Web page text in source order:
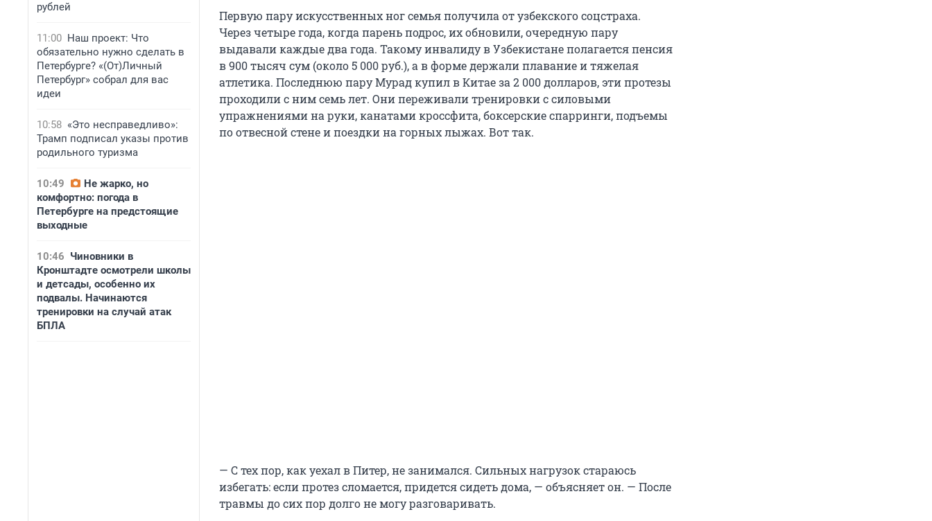
рублей
11:00 Наш проект: Что
обязательно нужно сделать в
Петербурге? «(От)Личный
Петербург» собрал для вас
идеи
10:58 «Это несправедливо»:
Трамп подписал указы против
родильного туризма
10:49
Не жарко, но
комфортно: погода в
Петербурге на предстоящие
выходные
10:46 Чиновники в
Кронштадте осмотрели школы
и детсады, особенно их
подвалы. Начинаются
тренировки на случай атак
БПЛА
Первую пару искусственных ног семья получила от узбекского соцстраха.
Через четыре года, когда парень подрос, их обновили, очередную пару
выдавали каждые два года. Такому инвалиду в Узбекистане полагается пенсия
в 900 тысяч сум (около 5 000 руб.), а в форме держали плавание и тяжелая
атлетика. Последнюю пару Мурад купил в Китае за 2 000 долларов, эти протезы
проходили с ним семь лет. Они переживали тренировки с силовыми
упражнениями на руки, канатами кроссфита, боксерские спарринги, подъемы
по отвесной стене и поездки на горных лыжах. Вот так.
— С тех пор, как уехал в Питер, не занимался. Сильных нагрузок стараюсь
избегать: если протез сломается, придется сидеть дома, — объясняет он. — После
травмы до сих пор долго не могу разговаривать.